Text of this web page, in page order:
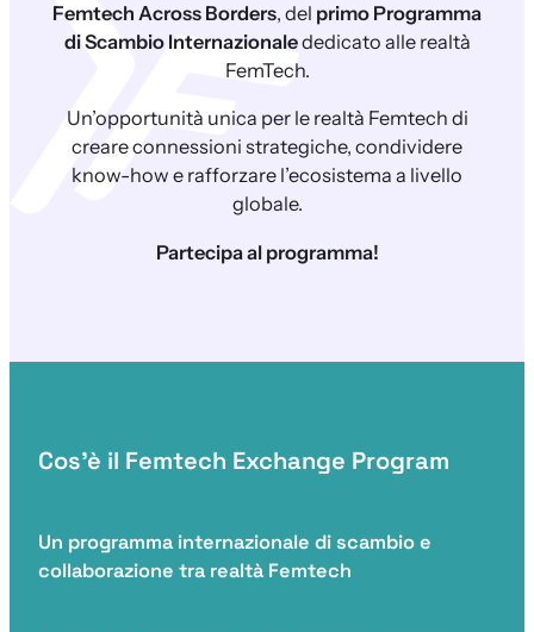
Femtech Across Borders, del primo Programma
di Scambio Internazionalededicato alle realtà
FemTech.
Un’opportunità unica per le realtà Femtech di
creare connessioni strategiche, condividere
know-how e rafforzare l’ecosistema a livello
globale.
Partecipa al programma!
Cos’è il Femtech Exchange Program
Un programma internazionale di scambio e
collaborazione tra realtà Femtech